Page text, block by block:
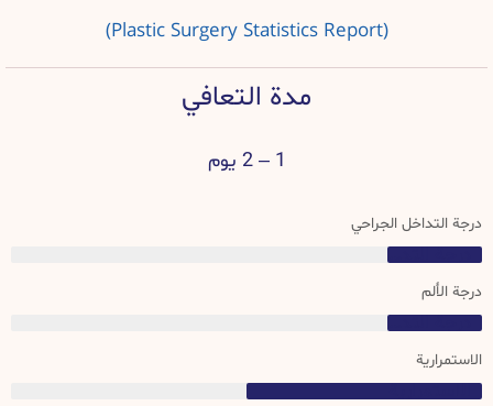
(Plastic Surgery Statistics Report)
مدة التعافي
1 – 2 يوم
درجة التداخل الجراحي
درجة التداخل الجراحي
درجة الألم
درجة التداخل الجراحي
الاستمرارية
الاستمرارية